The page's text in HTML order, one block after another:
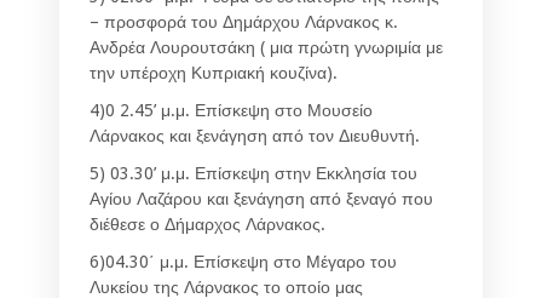
– προσφορά του Δημάρχου Λάρνακος κ.
Ανδρέα Λουρουτσάκη ( μια πρώτη γνωριμία με
την υπέροχη Κυπριακή κουζίνα).
4)0 2.45’ μ.μ. Επίσκεψη στο Μουσείο
Λάρνακος και ξενάγηση από τον Διευθυντή.
5) 03.30’ μ.μ. Επίσκεψη στην Εκκλησία του
Αγίου Λαζάρου και ξενάγηση από ξεναγό που
διέθεσε ο Δήμαρχος Λάρνακος.
6)04.30΄ μ.μ. Επίσκεψη στο Μέγαρο του
Λυκείου της Λάρνακος το οποίο μας